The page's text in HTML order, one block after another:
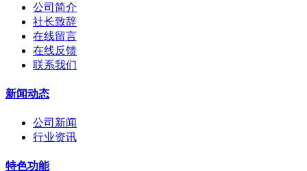
公司简介
社长致辞
在线留言
在线反馈
联系我们
新闻动态
公司新闻
行业资讯
特色功能